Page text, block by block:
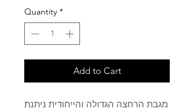
Quantity *
Add to Cart
מגבת הרחצה הגדולה והייחודית ניתנת